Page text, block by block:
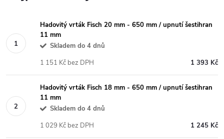
Hadovitý vrták Fisch 20 mm - 650 mm / upnutí šestihran
11 mm
Skladem do 4 dnů
1 393 Kč
1 151 Kč bez DPH
Hadovitý vrták Fisch 18 mm - 650 mm / upnutí šestihran
11 mm
Skladem do 4 dnů
1 245 Kč
1 029 Kč bez DPH